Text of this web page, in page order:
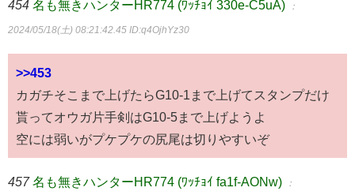
454 名も無きハンターHR774 (ﾜｯﾁｮｲ 330e-C5uA) ：
2024/05/18(土) 08:21:42.45 ID:q4OjhYz30
>>453
カガチそこまで上げたらG10-1まで上げてスタンプだけ
貰ってオウガ片手剣はG10-5まで上げようよ
空には弱いがプケプケの尻尾は切りやすいぞ
457 名も無きハンターHR774 (ﾜｯﾁｮｲ fa1f-AONw) ：